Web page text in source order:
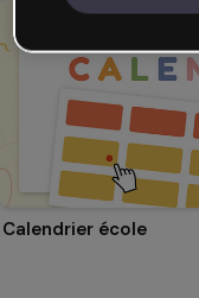
Calendrier école